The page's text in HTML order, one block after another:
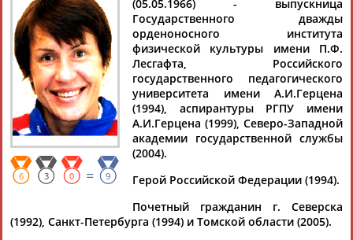
Любовь
ЕГОРОВА
Ваш запрос: "Любовь ЕГОРОВА"
Документы 1-10 из 10 найденных уникальных документов
В Москве наградили олимпийцев прошлых лет
...конькобежка Наталья Петрусева, лыжники Сергей Фокичев
иЛюбовь Егорова , конькобежец Александр Голубев,
(Проект: Информационное агентство СТАДИОН)
09.11.2024
Лыжные гонки
6 3 0 = 9
(05.05.1966) - выпускница
Государственного дважды
орденоносного института
физической культуры имени П.Ф.
Лесгафта, Российского
государственного педагогического
университета имени А.И.Герцена
(1994), аспирантуры РГПУ имени
А.И.Герцена (1999), Северо-Западной
академии государственной службы
(2004).
Герой Российской Федерации (1994).
Почетный гражданин г. Северска
(1992), Санкт-Петербурга (1994) и Томской области (2005).